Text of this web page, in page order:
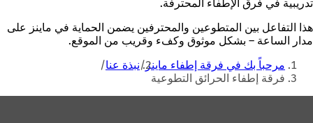
تدريبية في فرق الإطفاء المحترفة.
هذا التفاعل بين المتطوعين والمحترفين يضمن الحماية في ماينز على
مدار الساعة – بشكل موثوق وكفء وقريب من الموقع.
أنت
هنا
مرحباً بك في فرقة إطفاء ماينز نبذة عنا
فرقة إطفاء الحرائق التطوعية